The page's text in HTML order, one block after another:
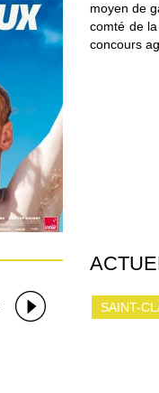
moyen de
comté de
concours
SAINT-